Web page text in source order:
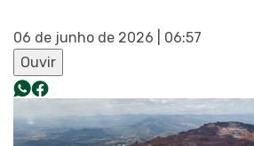
06 de junho de 2026 | 06:57
Ouvir